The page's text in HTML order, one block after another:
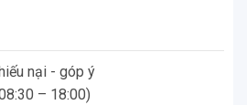
nại - góp ý
– 18:00)